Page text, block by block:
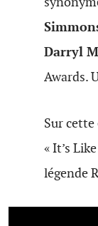
Darryl
Awards.
Sur
« It’s
légende